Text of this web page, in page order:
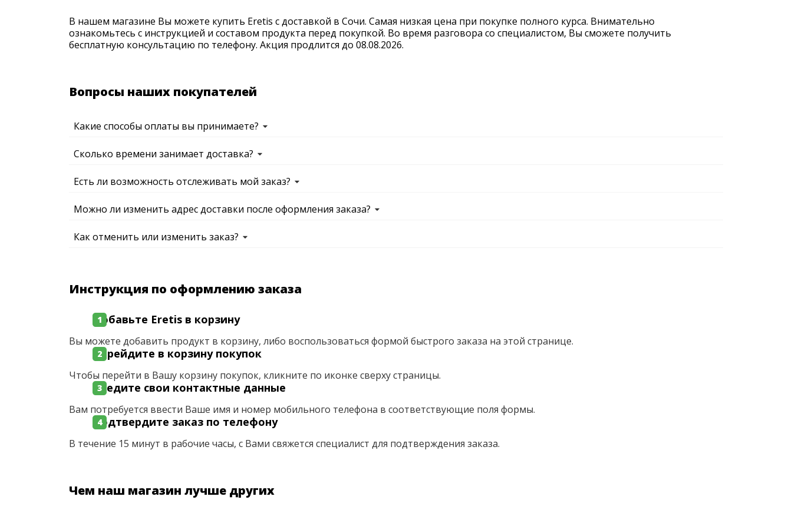
В нашем магазине Вы можете купить Eretis с доставкой в Сочи. Самая низкая цена при покупке полного курса. Внимательно
ознакомьтесь с инструкцией и составом продукта перед покупкой. Во время разговора со специалистом, Вы сможете получить
бесплатную консультацию по телефону. Акция продлится до 08.08.2026.
Вопросы наших покупателей
Какие способы оплаты вы принимаете?
Сколько времени занимает доставка?
Есть ли возможность отслеживать мой заказ?
Можно ли изменить адрес доставки после оформления заказа?
Как отменить или изменить заказ?
Инструкция по оформлению заказа
Добавьте Eretis в корзину
Вы можете добавить продукт в корзину, либо воспользоваться формой быстрого заказа на этой странице.
Перейдите в корзину покупок
Чтобы перейти в Вашу корзину покупок, кликните по иконке сверху страницы.
Введите свои контактные данные
Вам потребуется ввести Ваше имя и номер мобильного телефона в соответствующие поля формы.
Подтвердите заказ по телефону
В течение 15 минут в рабочие часы, с Вами свяжется специалист для подтверждения заказа.
Чем наш магазин лучше других